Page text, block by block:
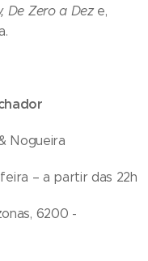
De Zero a Deze,
Nogueira
– a partir das 22h
6200 -